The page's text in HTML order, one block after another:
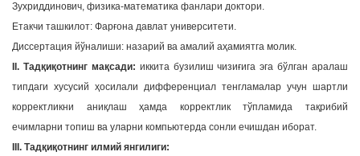
Зухриддинович, физика-математика фанлари доктори.
Етакчи ташкилот: Фарғона давлат университети.
Диссертация йўналиши: назарий ва амалий аҳамиятга молик.
II. Тадқиқотнинг мақсади: иккита бузилиш чизиғига эга бўлган аралаш
типдаги хусусий ҳосилали дифференциал тенгламалар учун шартли
корректликни аниқлаш ҳамда корректлик тўпламида тақрибий
ечимларни топиш ва уларни компьютерда сонли ечишдан иборат.
III. Тадқиқотнинг илмий янгилиги: